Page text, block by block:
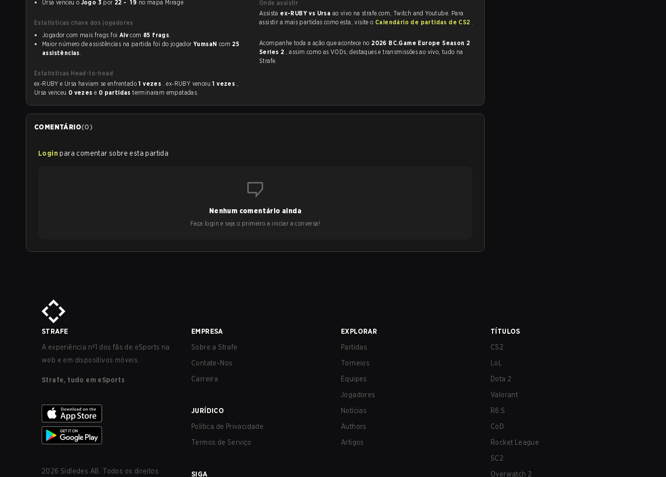
Ursa venceu o Jogo 3 por 22 - 19 no mapa Mirage
Estatísticas chave dos jogadores
Jogador com mais frags foi Alvcom 85 frags.
Maior número de assistências na partida foi do jogador YumsaN com 25
assistências.
Estatísticas Head-to-head
ex-RUBY e Ursa haviam se enfrentado1 vezes . ex-RUBY venceu1 vezes ,
Ursa venceu 0 vezes e 0 partidasterminaram empatadas.
Onde assistir
Assista ex-RUBY vs Ursa ao vivo na strafe.com, Twitch and Youtube. Para
assistir a mais partidas como esta, visite o Calendário de partidas de CS2 .
Acompanhe toda a ação que acontece no 2026 BC.Game Europe Season 2
Series 2 , assim como as VODs, destaques e transmissões ao vivo, tudo na
Strafe.
COMENTÁRIO(0)
Login para comentar sobre esta partida
Nenhum comentário ainda
Faça login e seja o primeiro a iniciar a conversa!
STRAFE
A experiência nº1 dos fãs de eSports na
web e em dispositivos móveis.
Strafe, tudo em eSports
2026 Sidledes AB. Todos os direitos
EMPRESA
Sobre a Strafe
Contate-Nos
Carreira
JURÍDICO
Política de Privacidade
Termos de Serviço
SIGA
EXPLORAR
Partidas
Torneios
Equipes
Jogadores
Notícias
Authors
Artigos
TÍTULOS
CS2
LoL
Dota 2
Valorant
R6:S
CoD
Rocket League
SC2
Overwatch 2